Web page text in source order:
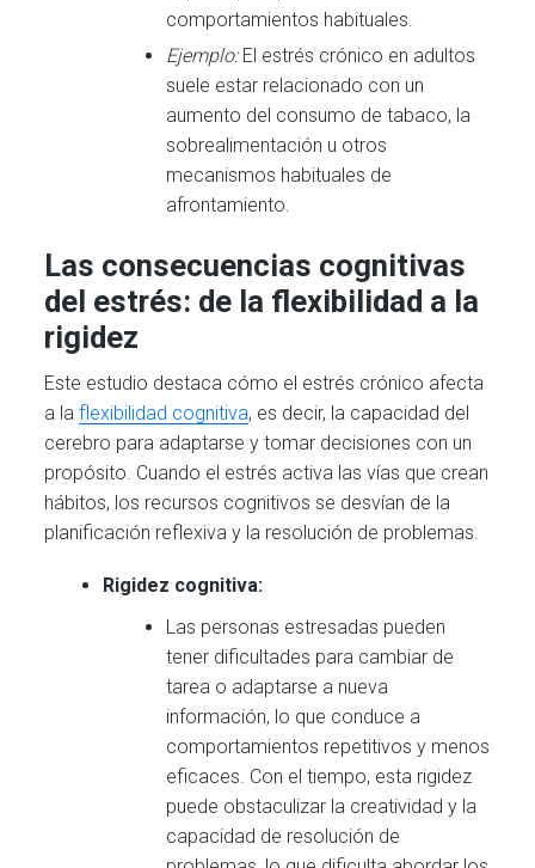
comportamientos habituales.
Ejemplo:El estrés crónico en adultos
suele estar relacionado con un
aumento del consumo de tabaco, la
sobrealimentación u otros
mecanismos habituales de
afrontamiento.
Las consecuencias cognitivas
del estrés: de la flexibilidad a la
rigidez
Este estudio destaca cómo el estrés crónico afecta
a laflexibilidad cognitiva, es decir, la capacidad del
cerebro para adaptarse y tomar decisiones con un
propósito. Cuando el estrés activa las vías que crean
hábitos, los recursos cognitivos se desvían de la
planificación reflexiva y la resolución de problemas.
Rigidez cognitiva:
Las personas estresadas pueden
tener dificultades para cambiar de
tarea o adaptarse a nueva
información, lo que conduce a
comportamientos repetitivos y menos
eficaces. Con el tiempo, esta rigidez
puede obstaculizar la creatividad y la
capacidad de resolución de